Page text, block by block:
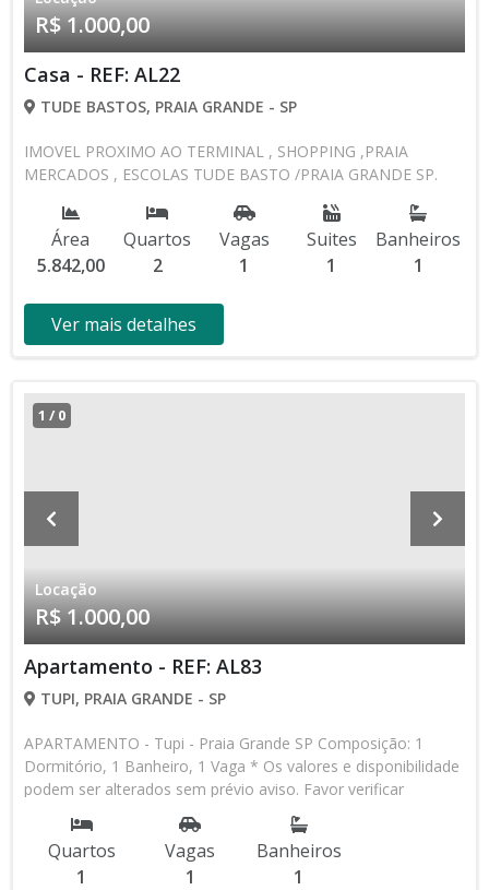
R$ 1.000,00
Casa - REF: AL22
TUDE BASTOS, PRAIA GRANDE - SP
IMOVEL PROXIMO AO TERMINAL , SHOPPING ,PRAIA
MERCADOS , ESCOLAS TUDE BASTO /PRAIA GRANDE SP.
Área
5.842,00
Quartos
2
Vagas
1
Suites
1
Banheiros
1
Ver mais detalhes
1 / 0
Locação
R$ 1.000,00
Apartamento - REF: AL83
TUPI, PRAIA GRANDE - SP
APARTAMENTO - Tupi - Praia Grande SP Composição: 1
Dormitório, 1 Banheiro, 1 Vaga * Os valores e disponibilidade
podem ser alterados sem prévio aviso. Favor verificar
entrando em contato com nossa equipe
Quartos
1
Vagas
1
Banheiros
1